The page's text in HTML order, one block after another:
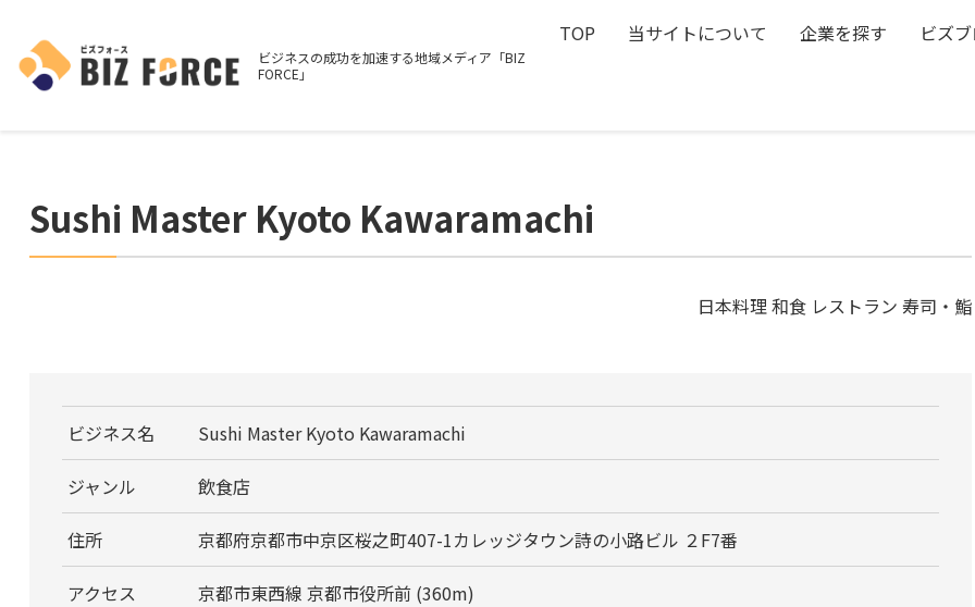
ビジネスの成功を加速する地域メディア「BIZ
FORCE」
TOP 当サイトについて 企業を探す ビズ
Sushi Master Kyoto Kawaramachi
日本料理 和食 レストラン 寿司・鮨
ビジネス名 Sushi Master Kyoto Kawaramachi
ジャンル 飲食店
住所 京都府京都市中京区桜之町407-1カレッジタウン詩の小路ビル ２F7番
アクセス
京都市東西線 京都市役所前 (360m)